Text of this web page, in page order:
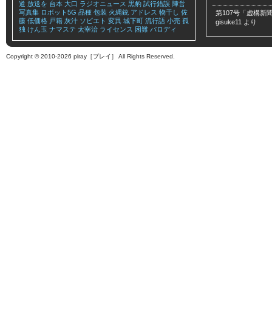
道 放送を 台本 大口 ラジオニュース 黒豹 試行錯誤 陣営
写真集 ロボット5G 品種 包装 火縄銃 アドレス 物干し 佐
藤 低価格 戸籍 灰汁 ソビエト 変異 城下町 流行語 小売 孤
独 けん玉 ナマステ 太宰治 ライセンス 困難 パロディ
第107号「虚構新
gisuke11 より
Copyright © 2010-2026 plray［プレイ］ All Rights Reserved.